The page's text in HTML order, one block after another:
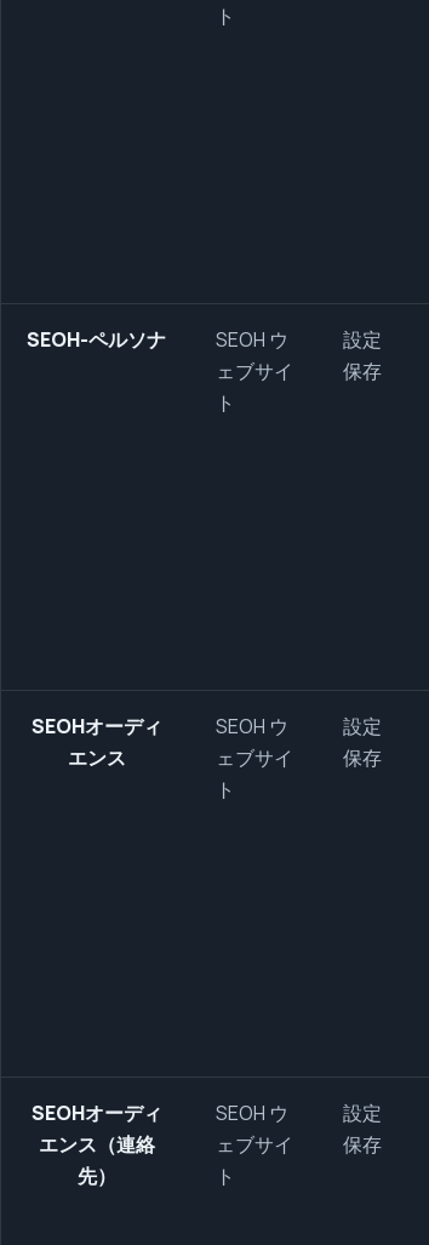
ト
SEOH-ペルソナ
SEOH ウ
ェブサイ
ト
設定
保存
SEOHオーディ
エンス
SEOH ウ
ェブサイ
ト
設定
保存
SEOHオーディ
エンス（連絡
先）
SEOH ウ
ェブサイ
ト
設定
保存